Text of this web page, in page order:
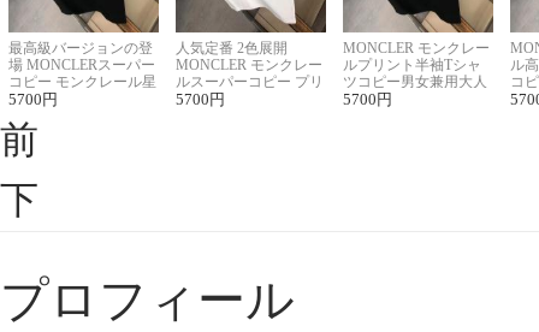
最高級バージョンの登
場 MONCLERスーパー
コピー モンクレール星
座半袖Tシャツ
5700 円
人気定番 2色展開
MONCLER モンクレー
ルスーパーコピー プリ
ント半袖Tシャツ
5700 円
MONCLER モンクレー
ルプリント半袖Tシャ
ツコピー男女兼用大人
可愛い春夏コーデ
5700 円
ル
コ
ィ
前
下
プロフィール